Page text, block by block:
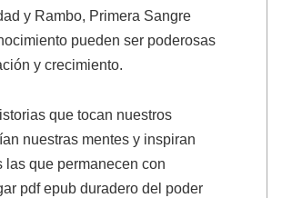
y Rambo, Primera Sangre
pueden ser poderosas
y crecimiento.
que tocan nuestros
nuestras mentes y inspiran
las que permanecen con
pdf epub duradero del poder